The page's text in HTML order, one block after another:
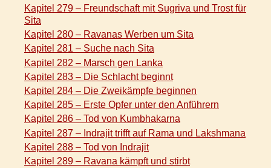
Kapitel 279 – Freundschaft mit Sugriva und Trost für
Sita
Kapitel 280 – Ravanas Werben um Sita
Kapitel 281 – Suche nach Sita
Kapitel 282 – Marsch gen Lanka
Kapitel 283 – Die Schlacht beginnt
Kapitel 284 – Die Zweikämpfe beginnen
Kapitel 285 – Erste Opfer unter den Anführern
Kapitel 286 – Tod von Kumbhakarna
Kapitel 287 – Indrajit trifft auf Rama und Lakshmana
Kapitel 288 – Tod von Indrajit
Kapitel 289 – Ravana kämpft und stirbt